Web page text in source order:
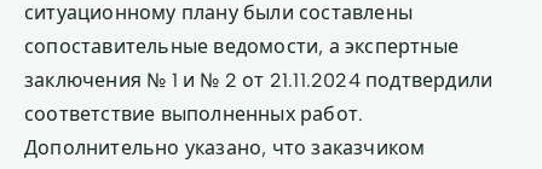
ситуационному плану были составлены
сопоставительные ведомости, а экспертные
заключения № 1 и № 2 от 21.11.2024 подтвердили
соответствие выполненных работ.
Дополнительно указано, что заказчиком